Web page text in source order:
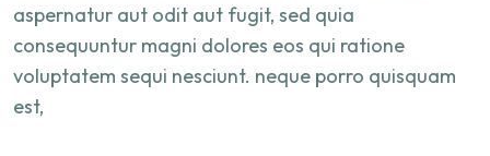
aspernatur aut odit aut fugit, sed quia
consequuntur magni dolores eos qui ratione
voluptatem sequi nesciunt. neque porro quisquam
est,